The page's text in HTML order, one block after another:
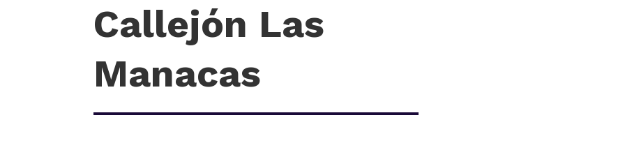
Callejón Las
Manacas